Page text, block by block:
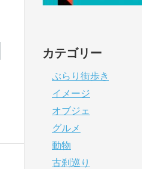
カテゴリー
ぶらり街歩き
イメージ
オブジェ
グルメ
動物
古刹巡り